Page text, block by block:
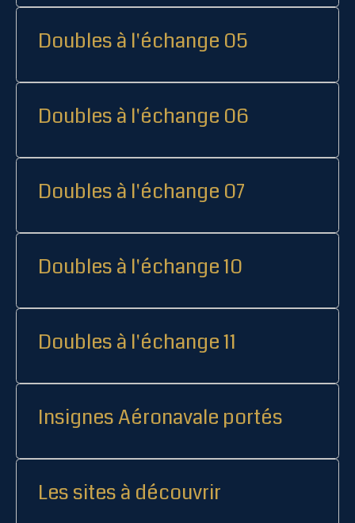
Doubles à l'échange 05
Doubles à l'échange 06
Doubles à l'échange 07
Doubles à l'échange 10
Doubles à l'échange 11
Insignes Aéronavale portés
Les sites à découvrir